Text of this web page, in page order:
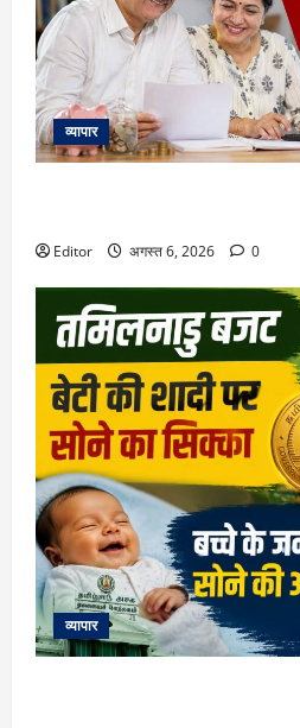
व्यापार
Editor अगस्त 6, 2026 0
व्यापार